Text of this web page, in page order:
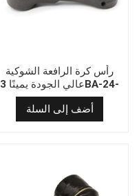
رأس كرة الرافعة الشوكية
عالي الجودة يمينًا 3BA-24-
71320
أضف إلى السلة